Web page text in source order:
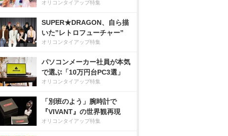
オリコンタイアップ特集
SUPER★DRAGON、自ら描
いた”レトロフューチャー”
オリコンタイアップ特集
パソコンメーカー社員が本気
で選ぶ「10万円台PC3選」
オリコンタイアップ特集
「別班のよう」腕時計で
『VIVANT』の世界観再現
オリコンタイアップ特集